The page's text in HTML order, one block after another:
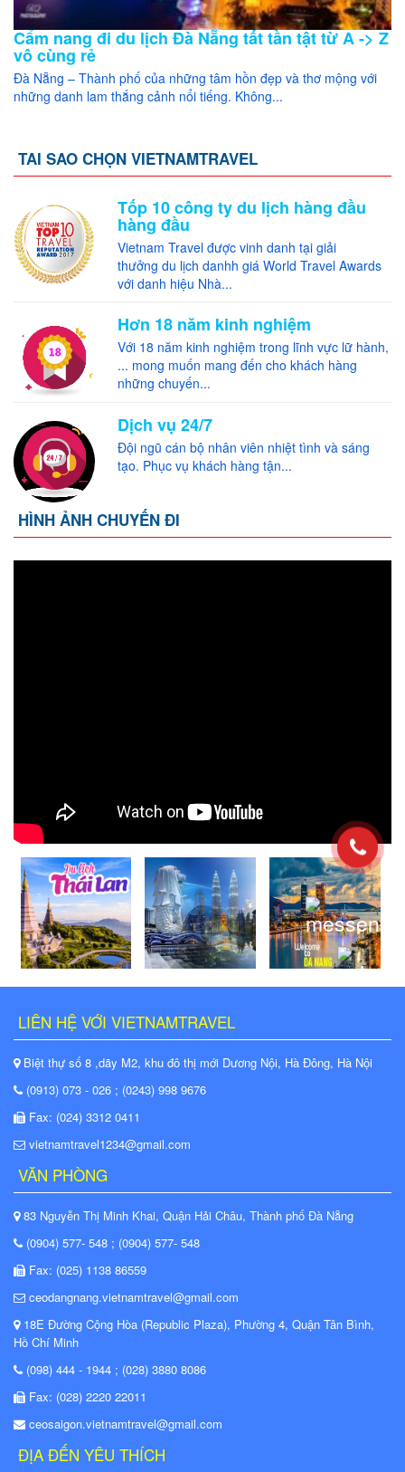
Cẩm nang đi du lịch Đà Nẵng tất tần tật từ A -> Z
vô cùng rẻ
Đà Nẵng – Thành phố của những tâm hồn đẹp và thơ mộng với
những danh lam thắng cảnh nổi tiếng. Không...
TAI SAO CHỌN VIETNAMTRAVEL
Tốp 10 công ty du lịch hàng đầu
hàng đầu
Vietnam Travel được vinh danh tại giải
thưởng du lịch danhh giá World Travel Awards
với danh hiệu Nhà...
Hơn 18 năm kinh nghiệm
Với 18 năm kinh nghiệm trong lĩnh vực lữ hành,
... mong muốn mang đến cho khách hàng
những chuyến...
Dịch vụ 24/7
Đội ngũ cán bộ nhân viên nhiệt tình và sáng
tạo. Phục vụ khách hàng tận...
HÌNH ẢNH CHUYẾN ĐI
LIÊN HỆ VỚI VIETNAMTRAVEL
Biệt thự số 8 ,dãy M2, khu đô thị mới Dương Nội, Hà Đông, Hà Nội
(0913) 073 - 026 ; (0243) 998 9676
Fax: (024) 3312 0411
vietnamtravel1234@gmail.com
VĂN PHÒNG
83 Nguyễn Thị Minh Khai, Quận Hải Châu, Thành phố Đà Nẵng
(0904) 577- 548 ; (0904) 577- 548
Fax: (025) 1138 86559
ceodangnang.vietnamtravel@gmail.com
18E Đường Cộng Hòa (Republic Plaza), Phường 4, Quận Tân Bình,
Hồ Chí Minh
(098) 444 - 1944 ; (028) 3880 8086
Fax: (028) 2220 22011
ceosaigon.vietnamtravel@gmail.com
ĐỊA ĐẾN YÊU THÍCH